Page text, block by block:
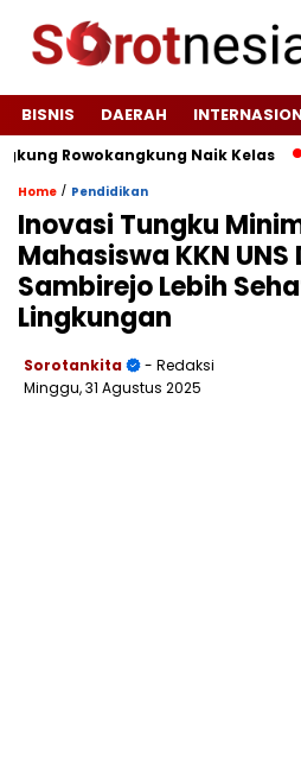
BISNIS DAERAH
Rowokangkung Naik Kelas
Home / Pendidikan
Inovasi Tungku
Mahasiswa KKN
Sambirejo Lebih
Lingkungan
Sorotankita
- Redaksi
Minggu, 31 Agustus 2025